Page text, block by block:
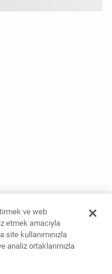
ve web
etmek amacıyla
site kullanımınızla
analiz ortaklarımızla